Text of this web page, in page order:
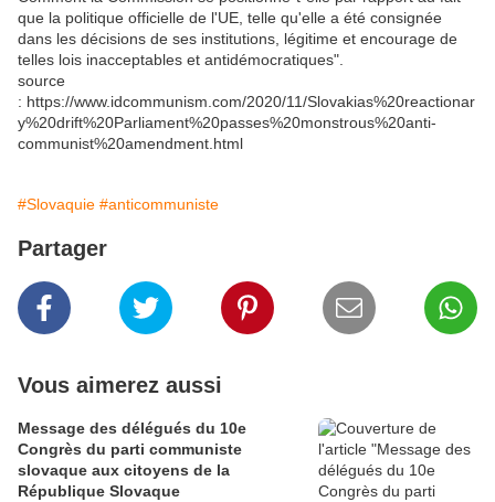
que la politique officielle de l'UE, telle qu'elle a été consignée
dans les décisions de ses institutions, légitime et encourage de
telles lois inacceptables et antidémocratiques".
source
: https://www.idcommunism.com/2020/11/Slovakias%20reactionar
y%20drift%20Parliament%20passes%20monstrous%20anti-
communist%20amendment.html
#Slovaquie #anticommuniste
Partager
Vous aimerez aussi
Message des délégués du 10e
Congrès du parti communiste
slovaque aux citoyens de la
République Slovaque